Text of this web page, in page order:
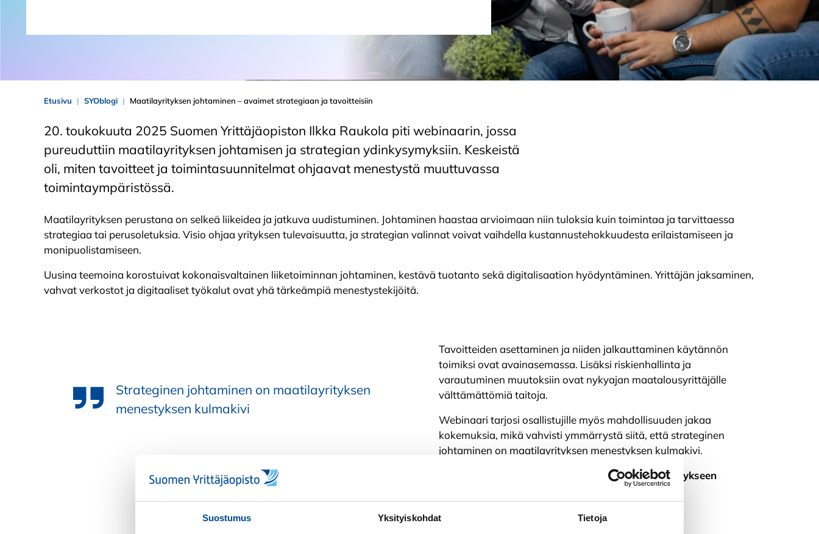
Suostumus Yksityiskohdat Tietoja
Etusivu SYOblogi Maatilayrityksen johtaminen – avaimet strategiaan ja tavoitteisiin
20. toukokuuta 2025 Suomen Yrittäjäopiston Ilkka Raukola piti webinaarin, jossa
pureuduttiin maatilayrityksen johtamisen ja strategian ydinkysymyksiin. Keskeistä
oli, miten tavoitteet ja toimintasuunnitelmat ohjaavat menestystä muuttuvassa
toimintaympäristössä.
Maatilayrityksen perustana on selkeä liikeidea ja jatkuva uudistuminen. Johtaminen haastaa arvioimaan niin tuloksia kuin toimintaa ja tarvittaessa
strategiaa tai perusoletuksia. Visio ohjaa yrityksen tulevaisuutta, ja strategian valinnat voivat vaihdella kustannustehokkuudesta erilaistamiseen ja
monipuolistamiseen.
Uusina teemoina korostuivat kokonaisvaltainen liiketoiminnan johtaminen, kestävä tuotanto sekä digitalisaation hyödyntäminen. Yrittäjän jaksaminen,
vahvat verkostot ja digitaaliset työkalut ovat yhä tärkeämpiä menestystekijöitä.
Strateginen johtaminen on maatilayrityksen
menestyksen kulmakivi
Tavoitteiden asettaminen ja niiden jalkauttaminen käytännön
toimiksi ovat avainasemassa. Lisäksi riskienhallinta ja
varautuminen muutoksiin ovat nykyajan maatalousyrittäjälle
välttämättömiä taitoja.
Webinaari tarjosi osallistujille myös mahdollisuuden jakaa
kokemuksia, mikä vahvisti ymmärrystä siitä, että strateginen
johtaminen on maatilayrityksen menestyksen kulmakivi.
Haluatko kuulla lisää? Tutustu webinaarin diaesitykseen